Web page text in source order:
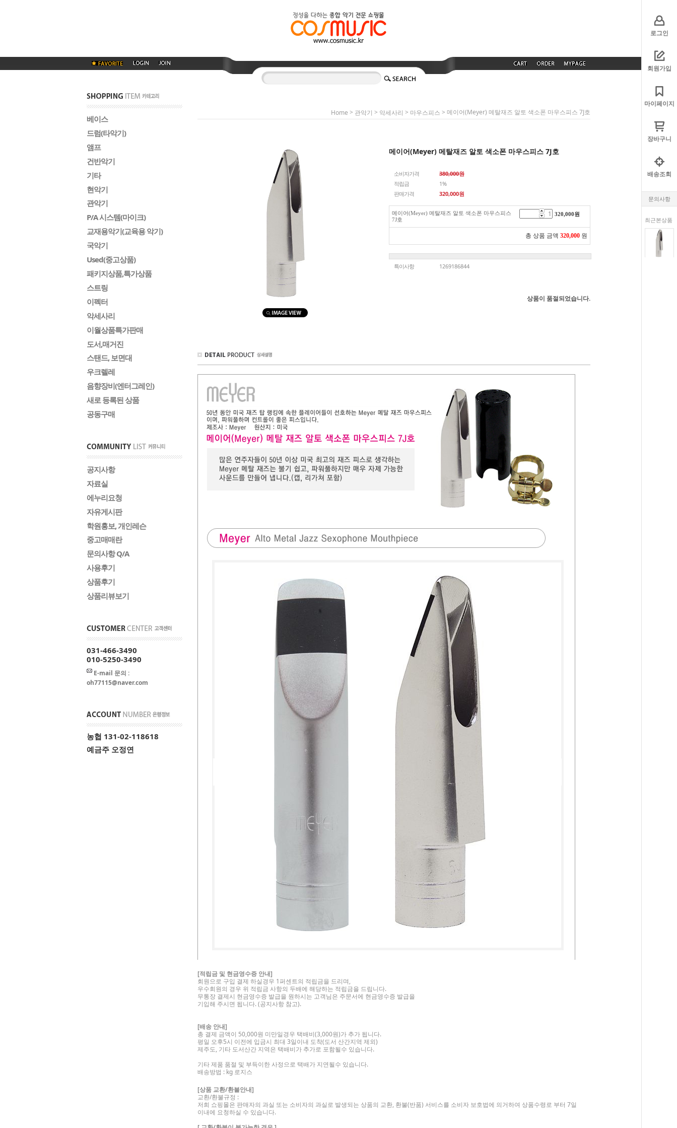
로그인
회원가입
마이페이지
장바구니
배송조회
문의사항
최근본상품
베이스
드럼(타악기)
앰프
건반악기
기타
현악기
관악기
P/A 시스템(마이크)
교재용악기(교육용 악기)
국악기
Used(중고상품)
패키지상품,특가상품
스트링
이펙터
악세사리
이월상품특가판매
도서,매거진
스탠드, 보면대
우크렐레
음향장비(엔터그레인)
새로 등록된 상품
공동구매
공지사항
자료실
에누리요청
자유게시판
학원홍보, 개인레슨
중고매매란
문의사항 Q/A
사용후기
상품후기
상품리뷰보기
031-466-3490
010-5250-3490
E-mail 문의 :
oh77115@naver.com
농협 131-02-118618
예금주 오정연
Home > 관악기 > 악세사리 > 마우스피스 > 메이어(Meyer) 메탈재즈 알토 색소폰 마우스피스 7J호
메이어(Meyer) 메탈재즈 알토 색소폰 마우스피스 7J호
소비자가격
380,000원
적립금
1%
판매가격
320,000원
메이어(Meyer) 메탈재즈 알토 색소폰 마우스피스
7J호
320,000원
총 상품 금액 320,000 원
특이사항 1269186844
상품이 품절되었습니다.
[적립금 및 현금영수증 안내]
회원으로 구입 결제 하실경우 1퍼센트의 적립금을 드리며,
우수회원의 경우 위 적립금 사항의 두배에 해당하는 적립금을 드립니다.
무통장 결제시 현금영수증 발급을 원하시는 고객님은 주문서에 현금영수증 발급을
기입해 주시면 됩니다. (공지사항 참고).
[배송 안내]
총 결제 금액이 50,000원 미만일경우 택배비(3,000원)가 추가 됩니다.
평일 오후5시 이전에 입금시 최대 3일이내 도착(도서 산간지역 제외)
제주도, 기타 도서산간 지역은 택배비가 추가로 포함될수 있습니다.
기타 제품 품절 및 부득이한 사정으로 택배가 지연될수 있습니다.
배송방법 : kg 로지스
[상품 교환/환불안내]
교환/환불규정 :
저희 쇼핑몰은 판매자의 과실 또는 소비자의 과실로 발생되는 상품의 교환, 환불(반품) 서비스를 소비자 보호법에 의거하여 상품수령로 부터 7일
이내에 요청하실 수 있습니다.